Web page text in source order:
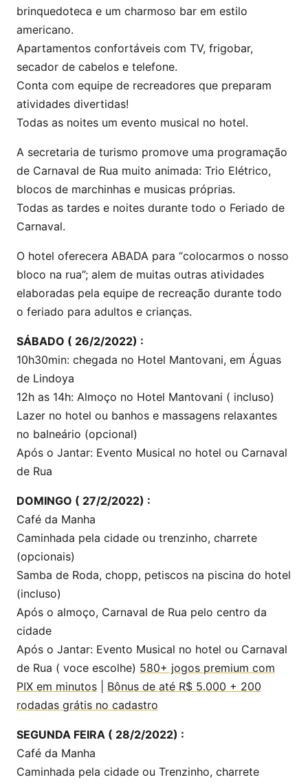
brinquedoteca e um charmoso bar em estilo
americano.
Apartamentos confortáveis com TV, frigobar,
secador de cabelos e telefone.
Conta com equipe de recreadores que preparam
atividades divertidas!
Todas as noites um evento musical no hotel.
A secretaria de turismo promove uma programação
de Carnaval de Rua muito animada: Trio Elétrico,
blocos de marchinhas e musicas próprias.
Todas as tardes e noites durante todo o Feriado de
Carnaval.
O hotel oferecera ABADA para “colocarmos o nosso
bloco na rua”; alem de muitas outras atividades
elaboradas pela equipe de recreação durante todo
o feriado para adultos e crianças.
SÁBADO ( 26/2/2022) :
10h30min: chegada no Hotel Mantovani, em Águas
de Lindoya
12h as 14h: Almoço no Hotel Mantovani ( incluso)
Lazer no hotel ou banhos e massagens relaxantes
no balneário (opcional)
Após o Jantar: Evento Musical no hotel ou Carnaval
de Rua
DOMINGO ( 27/2/2022) :
Café da Manha
Caminhada pela cidade ou trenzinho, charrete
(opcionais)
Samba de Roda, chopp, petiscos na piscina do hotel
(incluso)
Após o almoço, Carnaval de Rua pelo centro da
cidade
Após o Jantar: Evento Musical no hotel ou Carnaval
de Rua ( voce escolhe) 580+ jogos premium com
PIX em minutos
Bônus de até R$ 5.000 + 200
rodadas grátis no cadastro
SEGUNDA FEIRA ( 28/2/2022) :
Café da Manha
Caminhada pela cidade ou Trenzinho, charrete